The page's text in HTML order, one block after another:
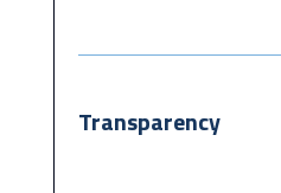
Transparency